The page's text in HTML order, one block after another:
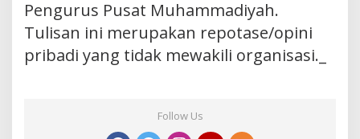
Pengurus Pusat Muhammadiyah.
Tulisan ini merupakan repotase/opini
pribadi yang tidak mewakili organisasi._
Follow Us